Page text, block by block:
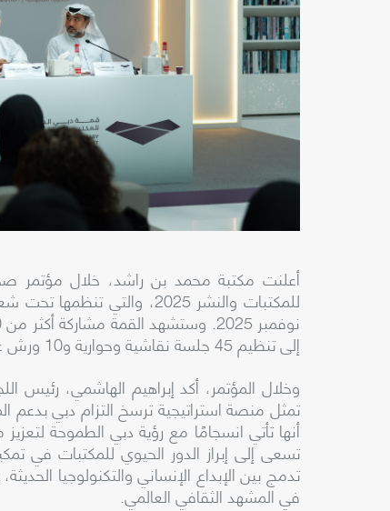
أعلنت مكتبة محمد بن راشد، خلال مؤتمر
للمكتبات والنشر 2025، والتي تنظمها تحت
نوفمبر 2025
. وستشهدالقمة مشاركةأكثر من
إلىتنظيم45جلسةنقاشيةوحواريةو10 ورش
وخلال المؤتمر، أكد إبراهيم الهاشمي، رئيس
تمثلمنصةاستراتيجيةترسخ التزامدبيبدعم
أنها تأتي انسجامًا مع رؤية دبي الطموحة لتعزيز
تسعى إلى إبراز الدور الحيوي للمكتبات في
تدمجبينالإبداع الإنسانيوالتكنولوجيا الحديثة،
فيالمشهدالثقافيالعالمي.